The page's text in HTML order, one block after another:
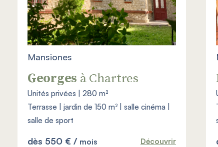
Mansiones
Georges à Chartres
Unités privées | 280 m²
Terrasse | jardin de 150 m² | salle cinéma |
salle de sport
dès 550 € / mois Découvrir